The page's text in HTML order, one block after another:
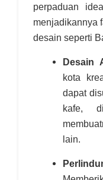
perpaduan
menjadikannya
desain seperti
Desain
kota
dapat
kafe,
lain.